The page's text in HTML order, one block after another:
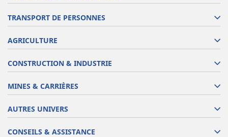
TRANSPORT DE PERSONNES
AGRICULTURE
CONSTRUCTION & INDUSTRIE
MINES & CARRIÈRES
AUTRES UNIVERS
CONSEILS & ASSISTANCE